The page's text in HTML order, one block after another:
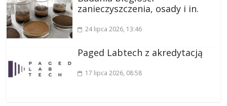
zanieczyszczenia, osady i in.
24 lipca 2026, 13:46
Paged Labtech z akredytacją
17 lipca 2026, 08:58